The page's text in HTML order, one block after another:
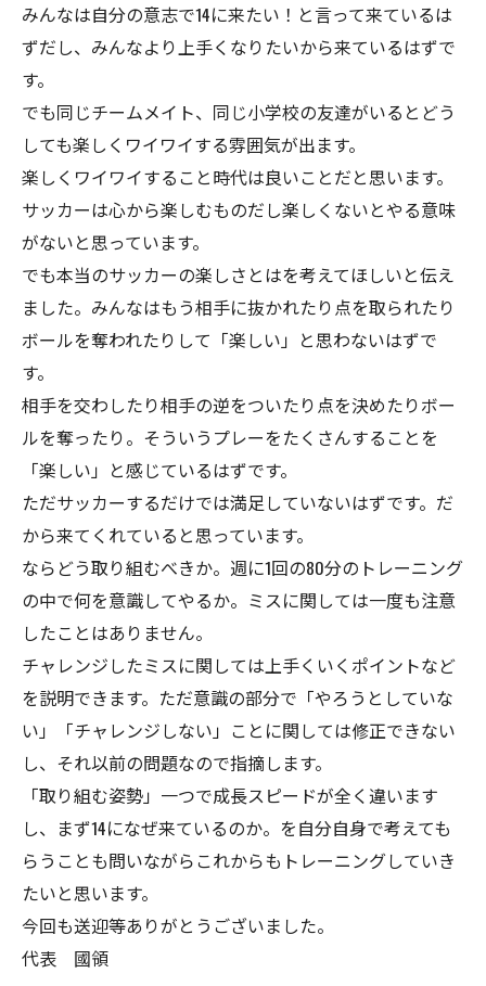
みんなは自分の意志で14に来たい！と言って来ているは
ずだし、みんなより上手くなりたいから来ているはずで
す。
でも同じチームメイト、同じ小学校の友達がいるとどう
しても楽しくワイワイする雰囲気が出ます。
楽しくワイワイすること時代は良いことだと思います。
サッカーは心から楽しむものだし楽しくないとやる意味
がないと思っています。
でも本当のサッカーの楽しさとはを考えてほしいと伝え
ました。みんなはもう相手に抜かれたり点を取られたり
ボールを奪われたりして「楽しい」と思わないはずで
す。
相手を交わしたり相手の逆をついたり点を決めたりボー
ルを奪ったり。そういうプレーをたくさんすることを
「楽しい」と感じているはずです。
ただサッカーするだけでは満足していないはずです。だ
から来てくれていると思っています。
ならどう取り組むべきか。週に1回の80分のトレーニング
の中で何を意識してやるか。ミスに関しては一度も注意
したことはありません。
チャレンジしたミスに関しては上手くいくポイントなど
を説明できます。ただ意識の部分で「やろうとしていな
い」「チャレンジしない」ことに関しては修正できない
し、それ以前の問題なので指摘します。
「取り組む姿勢」一つで成長スピードが全く違います
し、まず14になぜ来ているのか。を自分自身で考えても
らうことも問いながらこれからもトレーニングしていき
たいと思います。
今回も送迎等ありがとうございました。
代表 國領